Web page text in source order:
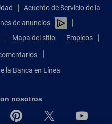
Acuerdo de Servicio de la
de anuncios
Mapa del sitio Empleos
sus comentarios
la Banca en Línea
nosotros